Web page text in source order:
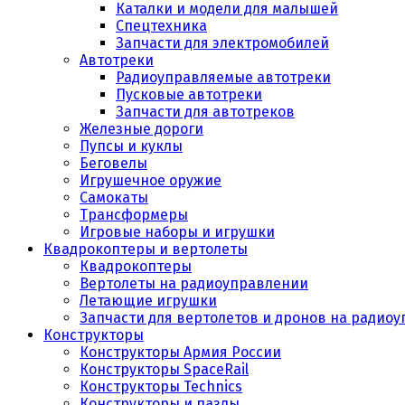
Каталки и модели для малышей
Спецтехника
Запчасти для электромобилей
Автотреки
Радиоуправляемые автотреки
Пусковые автотреки
Запчасти для автотреков
Железные дороги
Пупсы и куклы
Беговелы
Игрушечное оружие
Самокаты
Трансформеры
Игровые наборы и игрушки
Квадрокоптеры и вертолеты
Квадрокоптеры
Вертолеты на радиоуправлении
Летающие игрушки
Запчасти для вертолетов и дронов на
Конструкторы
Конструкторы Армия России
Конструкторы SpaceRail
Конструкторы Technics